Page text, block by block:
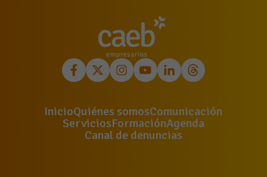
InicioQuiénes somosComunicación
ServiciosFormaciónAgenda
Canal de denuncias